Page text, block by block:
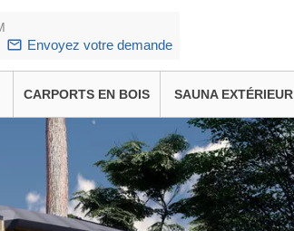
Envoyez votre demande
CARPORTS EN BOIS SAUNA EXTÉRIEUR